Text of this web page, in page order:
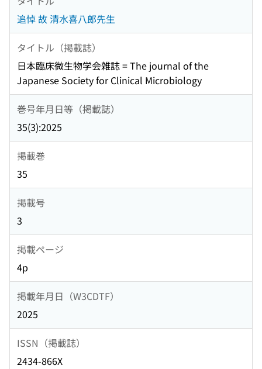
追悼 故 清水喜八郎先生
タイトル（掲載誌）
日本臨床微生物学会雑誌 = The journal of the
Japanese Society for Clinical Microbiology
巻号年月日等（掲載誌）
35(3):2025
掲載巻
35
掲載号
3
掲載ページ
4p
掲載年月日（W3CDTF）
2025
ISSN（掲載誌）
2434-866X